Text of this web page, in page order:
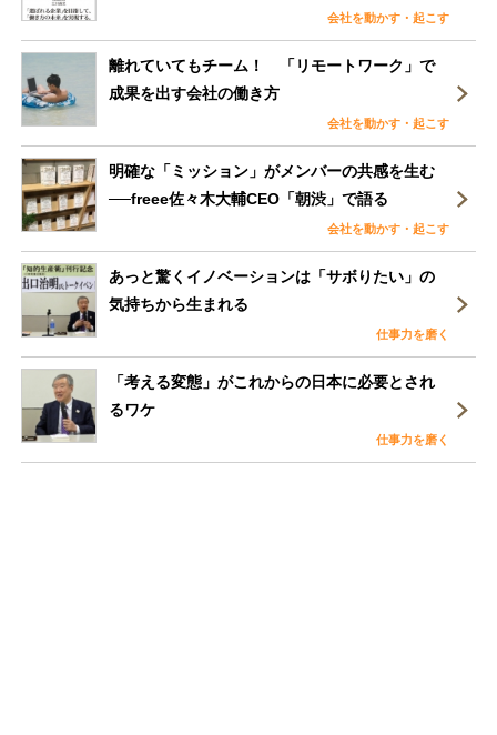
会社を動かす・起こす
離れていてもチーム！ 「リモートワーク」で
成果を出す会社の働き方
会社を動かす・起こす
明確な「ミッション」がメンバーの共感を生む
──freee佐々木大輔CEO「朝渋」で語る
会社を動かす・起こす
あっと驚くイノベーションは「サボりたい」の
気持ちから生まれる
仕事力を磨く
「考える変態」がこれからの日本に必要とされ
るワケ
仕事力を磨く